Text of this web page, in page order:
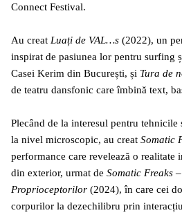
Connect Festival.
Au creat Luați de VAL…s (2022), un
inspirat de pasiunea lor pentru surfing
Casei Kerim din București, și Tura de
de teatru dansfonic care îmbină text,
Plecând de la interesul pentru
la nivel microscopic, au creat Somatic
performance care revelează o realitate
din exterior, urmat de Somatic Freaks
Proprioceptorilor (2024), în care cei
corpurilor la dezechilibru prin